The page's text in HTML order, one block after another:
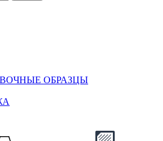
ОБРАЗЦЫ